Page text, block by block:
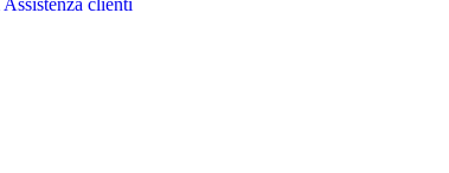
Assistenza clienti